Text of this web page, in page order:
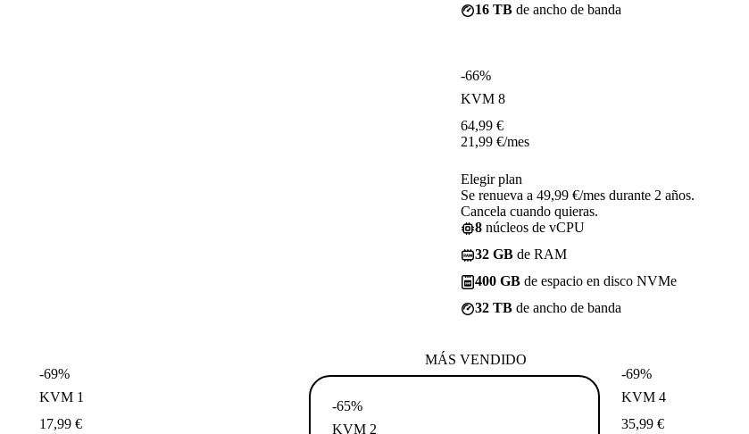
16 TB de ancho de banda
-66%
KVM 8
64,99 €
21,99 €/mes
Elegir plan
Se renueva a 49,99 €/mes durante 2 años.
Cancela cuando quieras.
8 núcleos de vCPU
32 GB de RAM
400 GB de espacio en disco NVMe
32 TB de ancho de banda
-69%
KVM 1
17,99 €
MÁS VENDIDO
-65%
KVM 2
-69%
KVM 4
35,99 €